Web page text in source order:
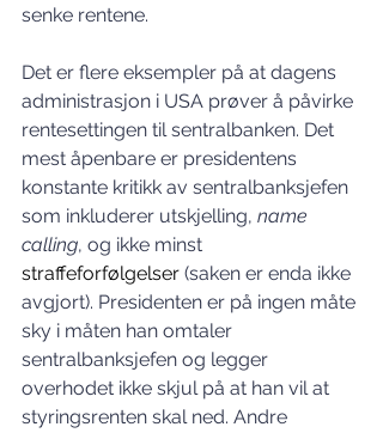
senke rentene.
Det er flere eksempler på at dagens
administrasjon i USA prøver å påvirke
rentesettingen til sentralbanken. Det
mest åpenbare er presidentens
konstante kritikk av sentralbanksjefen
som inkluderer utskjelling, name
calling, og ikke minst
straffeforfølgelser (saken er enda ikke
avgjort). Presidenten er på ingen måte
sky i måten han omtaler
sentralbanksjefen og legger
overhodet ikke skjul på at han vil at
styringsrenten skal ned. Andre